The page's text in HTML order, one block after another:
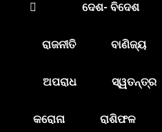
ଦେଶ- ବିଦେଶ
ରାଜନୀତି ବାଣିଜ୍ୟ
ଅପରାଧ ସ୍ୱତନ୍ତ୍ର
କରୋନା ରାଶିଫଳ